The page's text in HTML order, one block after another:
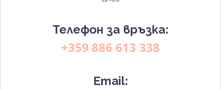
Телефон за връзка:
+359 886 613 338
Email: